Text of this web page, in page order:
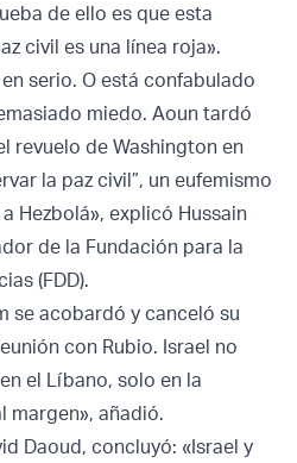
de ello es que esta
civil es una línea roja».
serio. O está confabulado
miedo. Aoun tardó
revuelo de Washington en
la paz civil”, un eufemismo
Hezbolá», explicó Hussain
de la Fundación para la
(FDD).
se acobardó y canceló su
con Rubio. Israel no
el Líbano, solo en la
margen», añadió.
Daoud, concluyó: «Israel y